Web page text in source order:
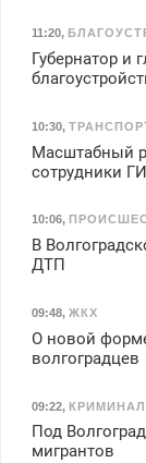
11:20,
Губернатор и
10:30,
Масштабный
сотрудники
10:06,
В
ДТП
09:48, ЖКХ
О новой
волгоградцев
09:22, КРИМИНАЛ
Под
мигрантов